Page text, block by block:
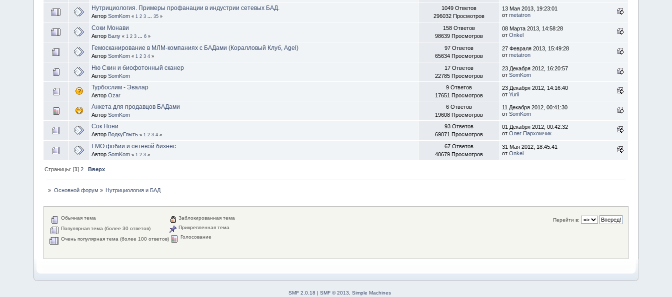
Нутрициология. Примеры профанации в индустрии сетевых БАД.
АвторSomKom « 1 2 3 ...35 »
1049 Ответов
296032 Просмотров
13 Мая 2013, 19:23:01
отmetatron
Соки Монави
Автор Балу « 1 2 3 ...6 »
158 Ответов
98639 Просмотров
08 Марта 2013, 14:58:28
отOnkel
Гемосканирование в МЛМ-компаниях с БАДами (Коралловый Клуб, Agel)
АвторSomKom « 1 2 3 4 »
97 Ответов
65634 Просмотров
27 Февраля 2013, 15:49:28
отmetatron
Ню Скин и биофотонный сканер
АвторSomKom
17 Ответов
22785 Просмотров
23 Декабря 2012, 16:20:57
отSomKom
Турбослим - Эвалар
АвторOzar
9 Ответов
17651 Просмотров
23 Декабря 2012, 14:16:40
отYurii
Анкета для продавцов БАДами
АвторSomKom
6 Ответов
19608 Просмотров
11 Декабря 2012, 00:41:30
отSomKom
Сок Нони
Автор ВодкуГлыть « 1 2 3 4 »
93 Ответов
69071 Просмотров
01 Декабря 2012, 00:42:32
отОлег Пархомчик
ГМО фобии и сетевой бизнес
АвторSomKom « 1 2 3 »
67 Ответов
40679 Просмотров
31 Мая 2012, 18:45:41
отOnkel
Страницы: [1]2 Вверх
» Основной форум » Нутрициология и БАД
Перейти в:
Обычная тема
Популярная тема (более 30 ответов)
Очень популярная тема (более 100 ответов)
Заблокированная тема
Прикрепленная тема
Голосование
SMF 2.0.18 | SMF © 2013, Simple Machines